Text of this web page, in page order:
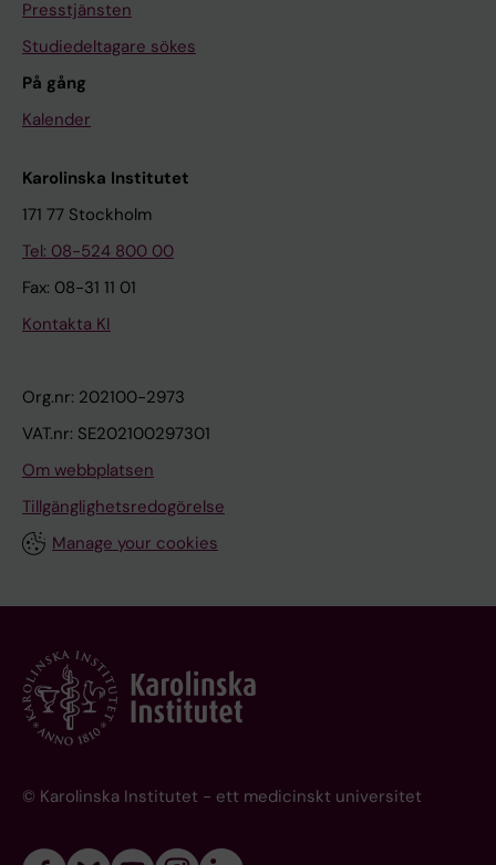
Presstjänsten
Studiedeltagare sökes
På gång
Kalender
Karolinska Institutet
171 77 Stockholm
Tel: 08-524 800 00
Fax: 08-31 11 01
Kontakta KI
Org.nr: 202100-2973
VAT.nr: SE202100297301
Om webbplatsen
Tillgänglighetsredogörelse
Manage your cookies
© Karolinska Institutet - ett medicinskt universitet